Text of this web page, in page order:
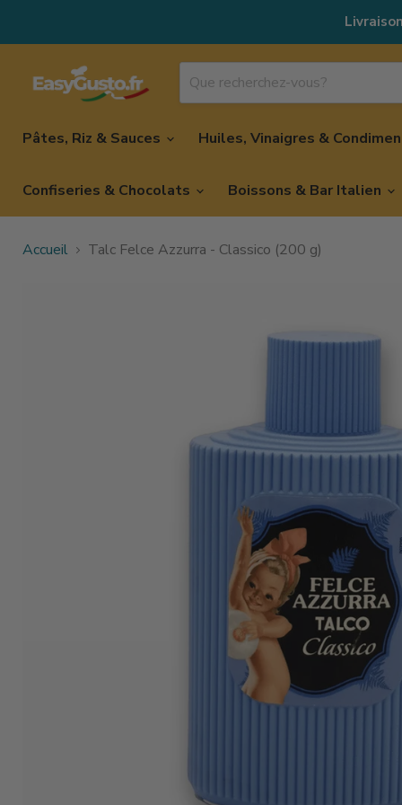
Pâtes, Riz & Sauces Huiles, Vinaigres &
Confiseries & Chocolats Boissons & Bar Italien
Accueil Talc Felce Azzurra - Classico (200 g)